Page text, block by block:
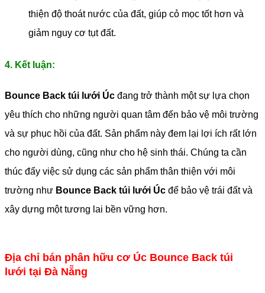
thiện độ thoát nước của đất, giúp cỏ mọc tốt hơn và
giảm nguy cơ tụt đất.
4. Kết luận:
Bounce Back túi lưới Úc đang trở thành một sự lựa chọn
yêu thích cho những người quan tâm đến bảo vệ môi trường
và sự phục hồi của đất. Sản phẩm này đem lại lợi ích rất lớn
cho người dùng, cũng như cho hệ sinh thái. Chúng ta cần
thúc đẩy việc sử dụng các sản phẩm thân thiện với môi
trường như Bounce Back túi lưới Úc để bảo vệ trái đất và
xây dựng một tương lai bền vững hơn.
Địa chỉ bán phân hữu cơ Úc Bounce Back túi
lưới tại Đà Nẵng